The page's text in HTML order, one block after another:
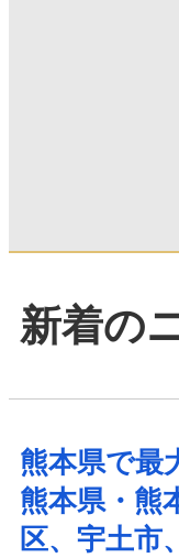
新着の
熊本県で最
熊本県・熊
区、宇土市